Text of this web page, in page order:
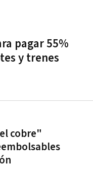
pagar 55%
y trenes
cobre"